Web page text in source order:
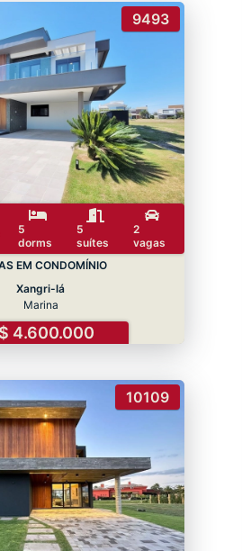
9493
5
dorms
5
suítes
2
vagas
EM CONDOMÍNIO
Xangri-lá
Marina
4.600.000
10109